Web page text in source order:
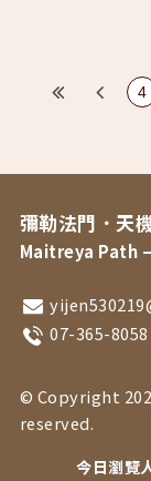
4
彌勒法門．天
Maitreya Path
07-365-8058
© Copyright
reserved.
今日瀏覽